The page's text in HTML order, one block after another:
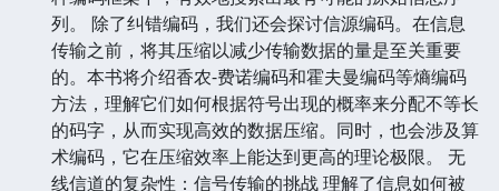
列。 除了纠错编码，我们还会探讨信源编码。在信息
传输之前，将其压缩以减少传输数据的量是至关重要
的。本书将介绍香农-费诺编码和霍夫曼编码等熵编码
方法，理解它们如何根据符号出现的概率来分配不等长
的码字，从而实现高效的数据压缩。同时，也会涉及算
术编码，它在压缩效率上能达到更高的理论极限。 无
线信道的复杂性：信号传输的挑战 理解了信息如何被